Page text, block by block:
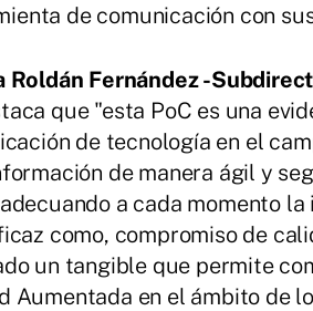
de comunicación con
Roldán Fernández -
que "esta PoC es una
de tecnología en el
de manera ágil y
a cada momento
como, compromiso de
un tangible que permite
Aumentada en el ámbito de